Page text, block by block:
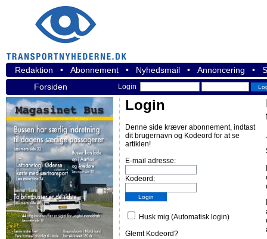
Redaktion • Abonnement • Nyhedsmail • Annoncering •
Forsiden
Login
Login
Denne side kræver abonnement, indtast
dit brugernavn og Kodeord for at se
artiklen!
E-mail adresse:
Kodeord:
Husk mig (Automatisk login)
Glemt Kodeord?